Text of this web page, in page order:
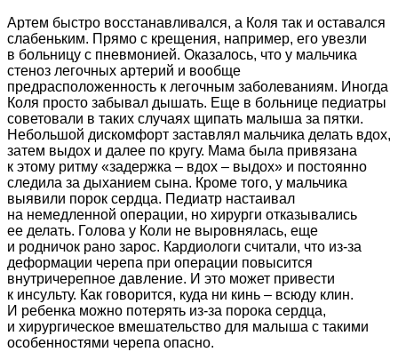
Артем быстро восстанавливался, а Коля так и оставался
слабеньким. Прямо с крещения, например, его увезли
в больницу с пневмонией. Оказалось, что у мальчика
стеноз легочных артерий и вообще
предрасположенность к легочным заболеваниям. Иногда
Коля просто забывал дышать. Еще в больнице педиатры
советовали в таких случаях щипать малыша за пятки.
Небольшой дискомфорт заставлял мальчика делать вдох,
затем выдох и далее по кругу. Мама была привязана
к этому ритму «задержка – вдох – выдох» и постоянно
следила за дыханием сына. Кроме того, у мальчика
выявили порок сердца. Педиатр настаивал
на немедленной операции, но хирурги отказывались
ее делать. Голова у Коли не выровнялась, еще
и родничок рано зарос. Кардиологи считали, что из-за
деформации черепа при операции повысится
внутричерепное давление. И это может привести
к инсульту. Как говорится, куда ни кинь – всюду клин.
И ребенка можно потерять из-за порока сердца,
и хирургическое вмешательство для малыша с такими
особенностями черепа опасно.